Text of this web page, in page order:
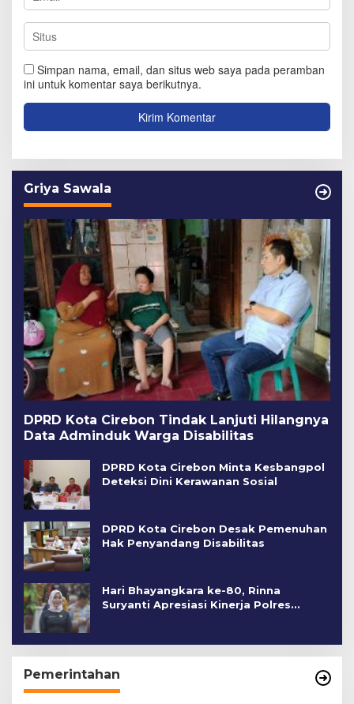
Simpan nama, email, dan situs web saya pada peramban
ini untuk komentar saya berikutnya.
Griya Sawala
DPRD Kota Cirebon Tindak Lanjuti Hilangnya
Data Adminduk Warga Disabilitas
DPRD Kota Cirebon Minta Kesbangpol
Deteksi Dini Kerawanan Sosial
DPRD Kota Cirebon Desak Pemenuhan
Hak Penyandang Disabilitas
Hari Bhayangkara ke-80, Rinna
Suryanti Apresiasi Kinerja Polres
Pemerintahan